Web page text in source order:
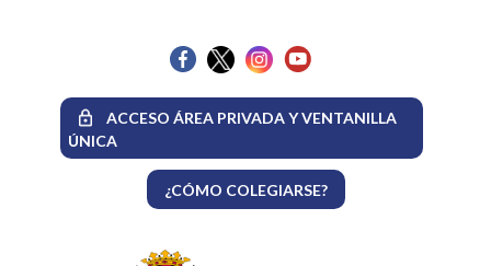
ACCESO ÁREA PRIVADA Y VENTANILLA
ÚNICA
¿CÓMO COLEGIARSE?